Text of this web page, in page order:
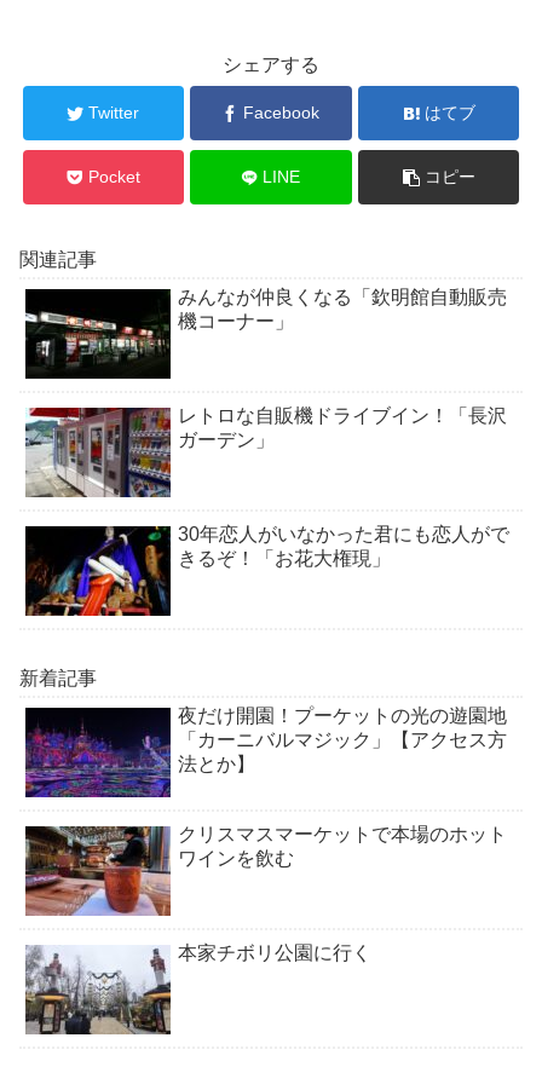
シェアする
Twitter Facebook はてブ
Pocket LINE コピー
関連記事
みんなが仲良くなる「欽明館自動販売
機コーナー」
レトロな自販機ドライブイン！「長沢
ガーデン」
30年恋人がいなかった君にも恋人がで
きるぞ！「お花大権現」
新着記事
夜だけ開園！プーケットの光の遊園地
「カーニバルマジック」【アクセス方
法とか】
クリスマスマーケットで本場のホット
ワインを飲む
本家チボリ公園に行く